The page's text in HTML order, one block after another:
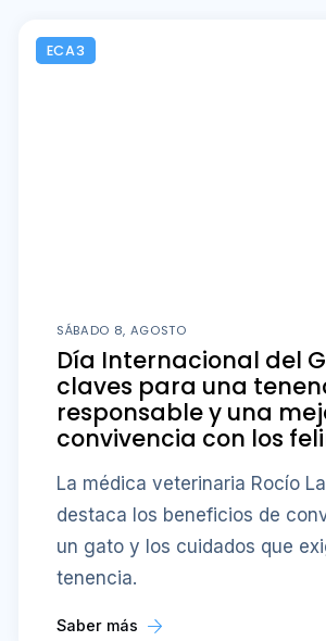
ECA3
SÁBADO 8, AGOSTO
Día Internacional del
claves para una
responsable y una
convivencia con los
La médica veterinaria Rocío
destaca los beneficios de
un gato y los cuidados que
tenencia.
Saber más